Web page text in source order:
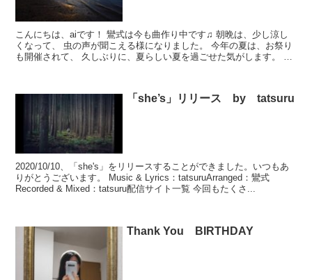
こんにちは、aiです！ 鸞式は今も曲作り中です♫ 朝晩は、少し涼し
くなって、 虫の声が聞こえる様になりました。 今年の夏は、お祭り
も開催されて、 久しぶりに、夏らしい夏を過ごせた気がします。 皆
「she’s」リリース by tatsuru
2020/10/10、「she's」をリリースすることができました。いつもあ
りがとうございます。 Music & Lyrics：tatsuruArranged：鸞式
Recorded & Mixed：tatsuru配信サイト一覧 今回もたくさ...
Thank You BIRTHDAY